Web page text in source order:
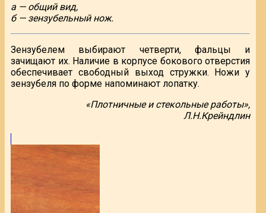
а — общий вид,
б — зензубельный нож.
Зензубелем выбирают четверти, фальцы и
зачищают их. Наличие в корпусе бокового отверстия
обеспечивает свободный выход стружки. Ножи у
зензубеля по форме напоминают лопатку.
«Плотничные и стекольные работы»,
Л.Н.Крейндлин